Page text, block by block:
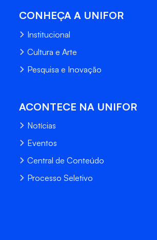
CONHEÇA A UNIFOR
Institucional
Cultura e Arte
Pesquisa e Inovação
ACONTECE NA UNIFOR
Notícias
Eventos
Central de Conteúdo
Processo Seletivo